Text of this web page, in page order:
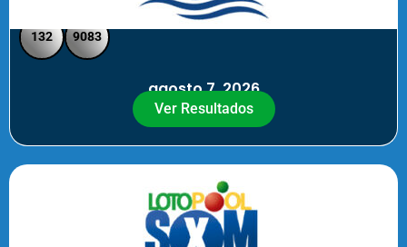
SXM Medio día - Pick 3 Pick 4
132 9083
agosto 7, 2026
Ver Resultados